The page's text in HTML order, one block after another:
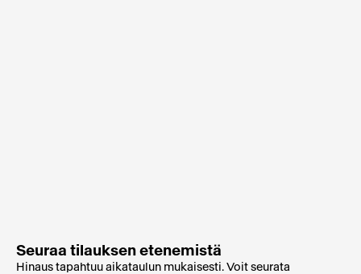
Seuraa tilauksen etenemistä
Hinaus tapahtuu aikataulun mukaisesti. Voit seurata